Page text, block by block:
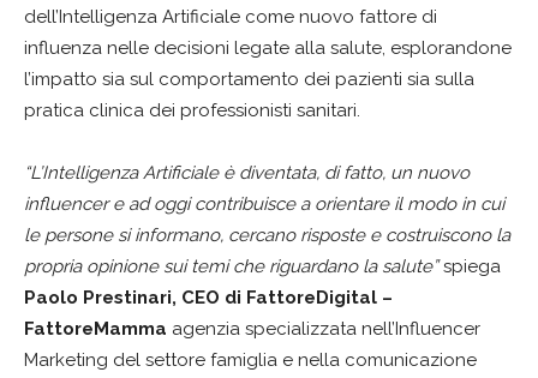
dell’Intelligenza Artificiale come nuovo fattore di
influenza nelle decisioni legate alla salute, esplorandone
l’impatto sia sul comportamento dei pazienti sia sulla
pratica clinica dei professionisti sanitari.
“L’Intelligenza Artificiale è diventata, di fatto, un nuovo
influencer e ad oggi contribuisce a orientare il modo in cui
le persone si informano, cercano risposte e costruiscono la
propria opinione sui temi che riguardano la salute”spiega
Paolo Prestinari, CEO di FattoreDigital –
FattoreMamma agenzia specializzata nell’Influencer
Marketing del settore famiglia e nella comunicazione